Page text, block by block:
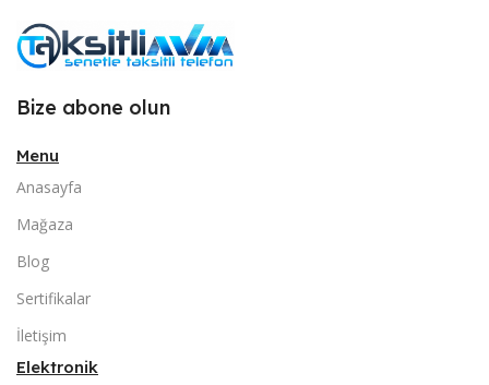
Bize abone olun
Menu
Anasayfa
Mağaza
Blog
Sertifikalar
İletişim
Elektronik